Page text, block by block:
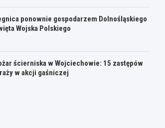
ponownie gospodarzem Dolnośląskiego
Wojska Polskiego
ścierniska w Wojciechowie: 15 zastępów
w akcji gaśniczej